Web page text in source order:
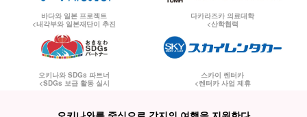
바다와 일본 프로젝트
<내각부와 일본재단이 추진
다카라즈카 의료대학
<산학협력
오키나와 SDGs 파트너
<SDGs 보급 활동 실시
스카이 렌터카
<렌터카 사업 제휴